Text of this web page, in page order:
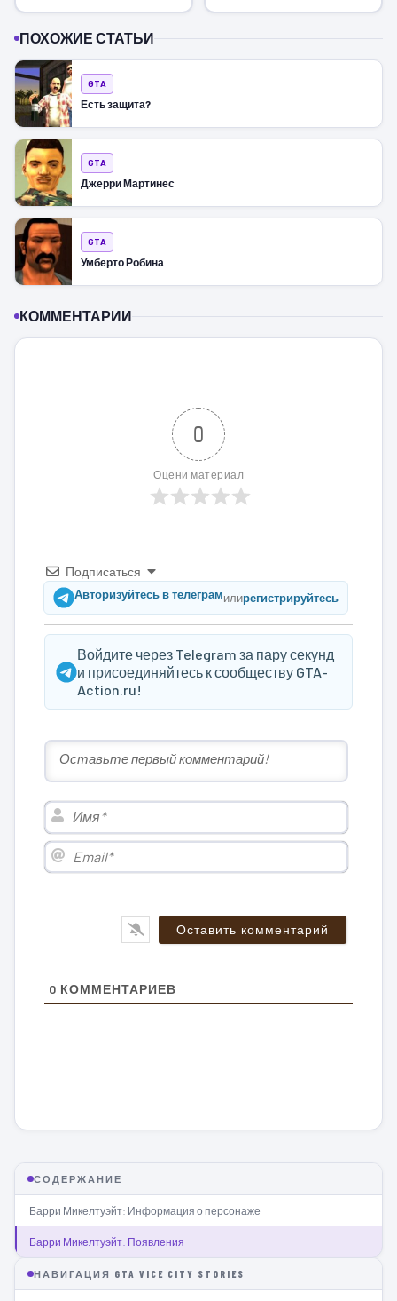
ПОХОЖИЕ СТАТЬИ
GTA
Есть защита?
GTA
Джерри Мартинес
GTA
Умберто Робина
КОММЕНТАРИИ
0
Оцени материал
Подписаться
Авторизуйтесь в телеграмилирегистрируйтесь
Войдите через Telegram за пару секунд
и присоединяйтесь к сообществу GTA-
Action.ru!
Имя*
Email*
0 КОММЕНТАРИЕВ
СОДЕРЖАНИЕ
Барри Микелтуэйт: Информация о персонаже
Барри Микелтуэйт: Появления
НАВИГАЦИЯ GTA VICE CITY STORIES